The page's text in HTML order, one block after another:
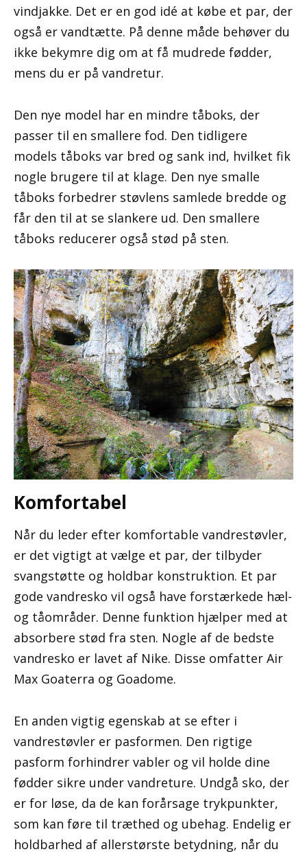
vindjakke. Det er en god idé at købe et par, der
også er vandtætte. På denne måde behøver du
ikke bekymre dig om at få mudrede fødder,
mens du er på vandretur.
Den nye model har en mindre tåboks, der
passer til en smallere fod. Den tidligere
models tåboks var bred og sank ind, hvilket fik
nogle brugere til at klage. Den nye smalle
tåboks forbedrer støvlens samlede bredde og
får den til at se slankere ud. Den smallere
tåboks reducerer også stød på sten.
Komfortabel
Når du leder efter komfortable vandrestøvler,
er det vigtigt at vælge et par, der tilbyder
svangstøtte og holdbar konstruktion. Et par
gode vandresko vil også have forstærkede hæl-
og tåområder. Denne funktion hjælper med at
absorbere stød fra sten. Nogle af de bedste
vandresko er lavet af Nike. Disse omfatter Air
Max Goaterra og Goadome.
En anden vigtig egenskab at se efter i
vandrestøvler er pasformen. Den rigtige
pasform forhindrer vabler og vil holde dine
fødder sikre under vandreture. Undgå sko, der
er for løse, da de kan forårsage trykpunkter,
som kan føre til træthed og ubehag. Endelig er
holdbarhed af allerstørste betydning, når du